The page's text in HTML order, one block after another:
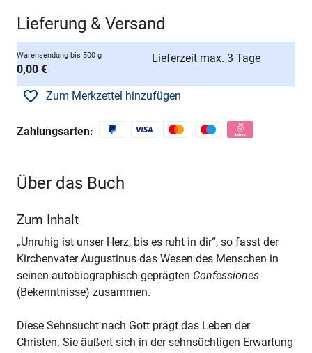
Lieferung & Versand
Warensendung bis 500 g
0,00 €
Lieferzeit max. 3 Tage
Zum Merkzettel hinzufügen
Zahlungsarten:
Über das Buch
Zum Inhalt
„Unruhig ist unser Herz, bis es ruht in dir“, so fasst der
Kirchenvater Augustinus das Wesen des Menschen in
seinen autobiographisch geprägten Confessiones
(Bekenntnisse) zusammen.
Diese Sehnsucht nach Gott prägt das Leben der
Christen. Sie äußert sich in der sehnsüchtigen Erwartung